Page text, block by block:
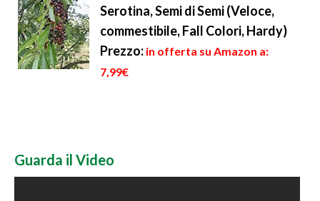
Serotina, Semi di Semi (Veloce,
commestibile, Fall Colori, Hardy)
Prezzo: in offerta su Amazon a:
7,99€
Guarda il Video